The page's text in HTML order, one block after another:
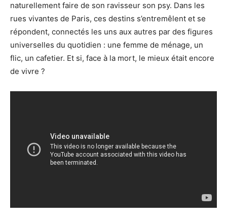
naturellement faire de son ravisseur son psy. Dans les
rues vivantes de Paris, ces destins s’entremêlent et se
répondent, connectés les uns aux autres par des figures
universelles du quotidien : une femme de ménage, un
flic, un cafetier. Et si, face à la mort, le mieux était encore
de vivre ?